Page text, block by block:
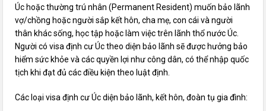
Úc hoặc thường trú nhân (Permanent Resident) muốn bảo lãnh
vợ/chồng hoặc người sắp kết hôn, cha mẹ, con cái và người
thân khác sống, học tập hoặc làm việc trên lãnh thổ nước Úc.
Người có visa định cư Úc theo diện bảo lãnh sẽ được hưởng bảo
hiểm sức khỏe và các quyền lợi như công dân, có thể nhập quốc
tịch khi đạt đủ các điều kiện theo luật định.
Các loại visa định cư Úc diện bảo lãnh, kết hôn, đoàn tụ gia đình: